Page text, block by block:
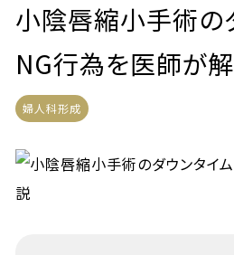
小陰唇縮小手術の
NG行為を医師が
婦人科形成